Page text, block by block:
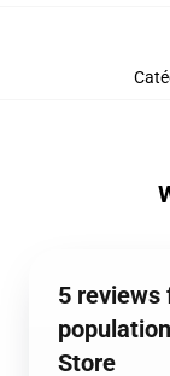
5 reviews
Store